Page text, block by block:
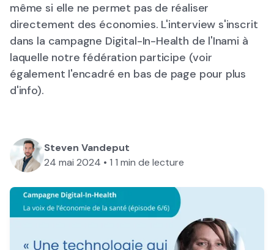
même si elle ne permet pas de réaliser
directement des économies. L'interview s'inscrit
dans la campagne Digital-In-Health de l'Inami à
laquelle notre fédération participe (voir
également l'encadré en bas de page pour plus
d'info).
Steven Vandeput
24 mai 2024 • 1 1 min de lecture